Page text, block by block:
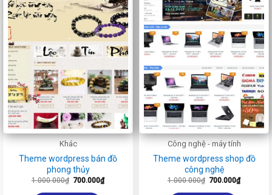
Khác
Theme wordpress bán đồ
phong thủy
1.000.000₫ Giá
là:
700.000₫Giá
hiện
Công nghệ - máy tính
Theme wordpress shop đồ
công nghệ
1.000.000₫ Giá
là:
700.000₫Giá
hiện